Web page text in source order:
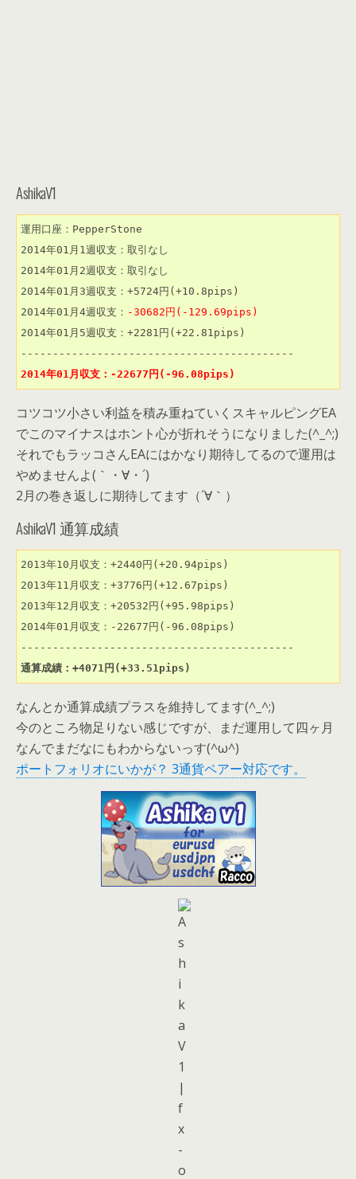
AshikaV1
運用口座：PepperStone
2014年01月1週収支：取引なし
2014年01月2週収支：取引なし
2014年01月3週収支：+5724円(+10.8pips)
2014年01月4週収支： -30682円(-129.69pips)
2014年01月5週収支：+2281円(+22.81pips)
2014年01月収支：-22677円(-96.08pips)
コツコツ小さい利益を積み重ねていくスキャルピングEA
でこのマイナスはホント心が折れそうになりました(^_^;)
それでもラッコさんEAにはかなり期待してるので運用は
やめませんよ(｀・∀・´)
2月の巻き返しに期待してます（´∀｀）
AshikaV1 通算成績
2013年10月収支：+2440円(+20.94pips)
2013年11月収支：+3776円(+12.67pips)
2013年12月収支：+20532円(+95.98pips)
2014年01月収支：-22677円(-96.08pips)
通算成績：+4071円(+33.51pips)
なんとか通算成績プラスを維持してます(^_^;)
今のところ物足りない感じですが、まだ運用して四ヶ月
なんでまだなにもわからないっす(^ω^)
ポートフォリオにいかが？ 3通貨ペアー対応です。